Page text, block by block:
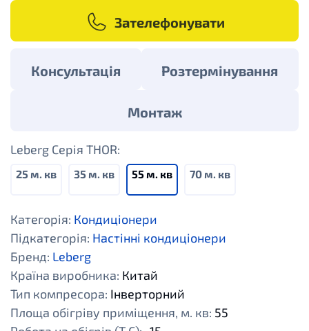
Зателефонувати
Консультація Розтермінування
Монтаж
Leberg Cерія THOR:
25 м. кв 35 м. кв 55 м. кв 70 м. кв
Категорія: Кондиціонери
Підкатегорія: Настінні кондиціонери
Бренд: Leberg
Країна виробника: Китай
Тип компресора: Інверторний
Площа обігріву приміщення, м. кв: 55